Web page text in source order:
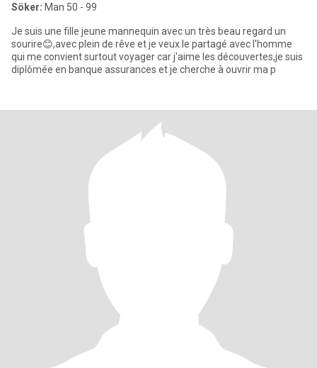
Söker: Man 50 - 99
Je suis une fille jeune mannequin avec un très beau regard un
sourire😊,avec plein de rêve et je veux le partagé avec l'homme
qui me convient surtout voyager car j'aime les découvertes,je suis
diplômée en banque assurances et je cherche à ouvrir ma p